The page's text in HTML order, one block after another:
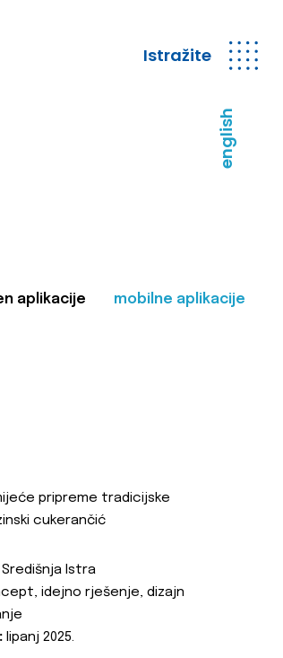
Istražite
english
aplikacije mobilne aplikacije
pripreme tradicijske
cukerančić
Središnja Istra
idejno rješenje, dizajn
lipanj 2025.